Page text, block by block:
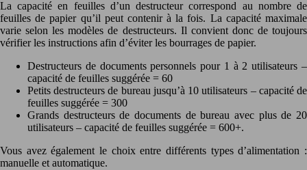
La capacité en feuilles d’un destructeur correspond au nombre de
feuilles de papier qu’il peut contenir à la fois. La capacité maximale
varie selon les modèles de destructeurs. Il convient donc de toujours
vérifier les instructions afin d’éviter les bourrages de papier.
Destructeurs de documents personnels pour 1 à 2 utilisateurs –
capacité de feuilles suggérée = 60
Petits destructeurs de bureau jusqu’à 10 utilisateurs – capacité de
feuilles suggérée = 300
Grands destructeurs de documents de bureau avec plus de 20
utilisateurs – capacité de feuilles suggérée = 600+.
Vous avez également le choix entre différents types d’alimentation :
manuelle et automatique.